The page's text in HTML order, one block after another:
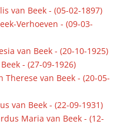
van Beek - (05-02-1897)
Verhoeven - (09-03-
van Beek - (20-10-1925)
- (27-09-1926)
van Beek - (20-05-
van Beek - (22-09-1931)
Maria van Beek - (12-